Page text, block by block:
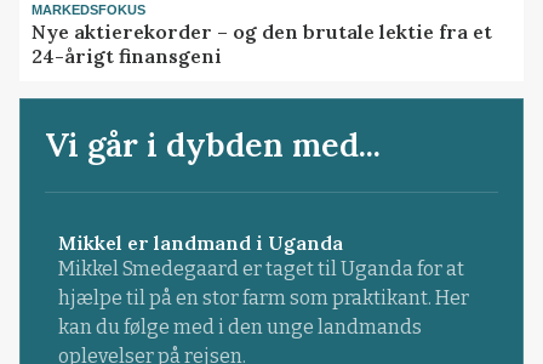
MARKEDSFOKUS
Nye aktierekorder – og den brutale lektie fra et
24-årigt finansgeni
Vi går i dybden med...
Mikkel er landmand i Uganda
Mikkel Smedegaard er taget til Uganda for at
hjælpe til på en stor farm som praktikant. Her
kan du følge med i den unge landmands
oplevelser på rejsen.